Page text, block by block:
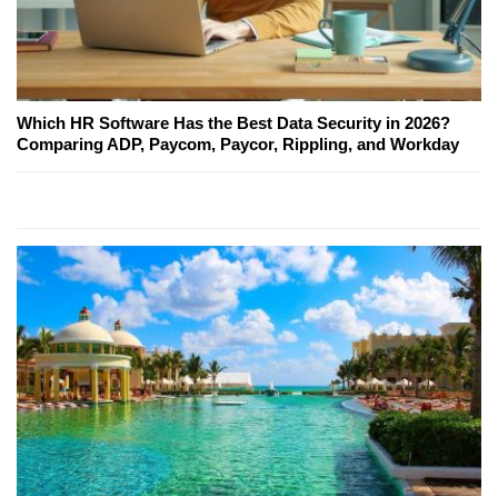
Which HR Software Has the Best Data Security in 2026?
Comparing ADP, Paycom, Paycor, Rippling, and Workday